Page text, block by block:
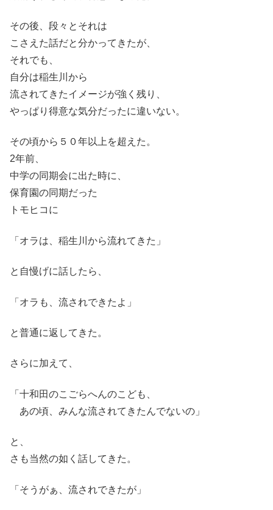
その後、段々とそれは
こさえた話だと分かってきたが、
それでも、
自分は稲生川から
流されてきたイメージが強く残り、
やっぱり得意な気分だったに違いない。
その頃から５０年以上を超えた。
2年前、
中学の同期会に出た時に、
保育園の同期だった
トモヒコに
「オラは、稲生川から流れてきた」
と自慢げに話したら、
「オラも、流されできたよ」
と普通に返してきた。
さらに加えて、
「十和田のこごらへんのこども、
あの頃、みんな流されてきたんでないの」
と、
さも当然の如く話してきた。
「そうがぁ、流されできたが」